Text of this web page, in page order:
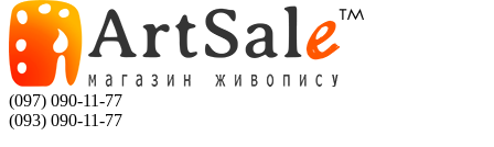
(097) 090-11-77
(093) 090-11-77